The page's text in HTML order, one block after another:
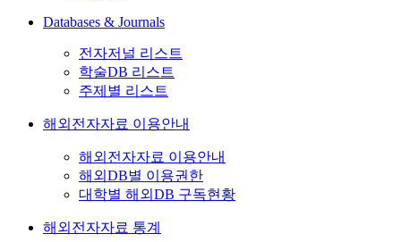
Databases & Journals
전자저널 리스트
학술DB 리스트
주제별 리스트
해외전자자료 이용안내
해외전자자료 이용안내
해외DB별 이용권한
대학별 해외DB 구독현황
해외전자자료 통계